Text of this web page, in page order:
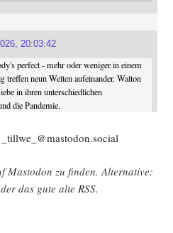
20:03:42
perfect - mehr oder weniger in einem
treffen neun Welten aufeinander. Walton
in ihren unterschiedlichen
die Pandemie.
Mast­o­don zu fin­den. Alter­na­ti­ve:
das gute alte RSS.